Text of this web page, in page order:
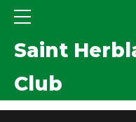
Saint
Club